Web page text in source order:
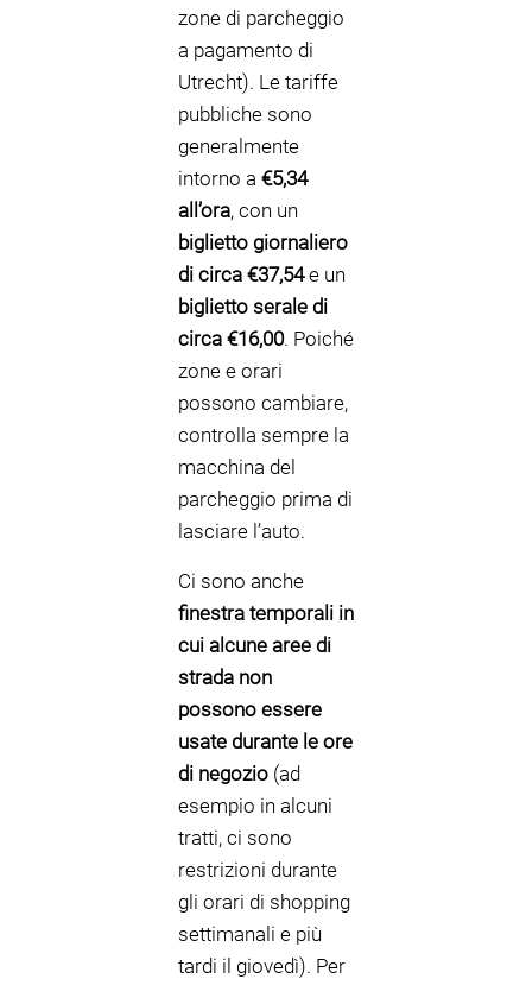
zone di parcheggio
a pagamento di
Utrecht). Le tariffe
pubbliche sono
generalmente
intorno a €5,34
all’ora, con un
biglietto giornaliero
di circa €37,54e un
biglietto serale di
circa €16,00. Poiché
zone e orari
possono cambiare,
controlla sempre la
macchina del
parcheggio prima di
lasciare l’auto.
Ci sono anche
finestra temporali in
cui alcune aree di
strada non
possono essere
usate durante le ore
di negozio (ad
esempio in alcuni
tratti, ci sono
restrizioni durante
gli orari di shopping
settimanali e più
tardi il giovedì). Per